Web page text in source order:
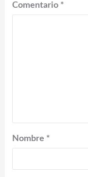
Comentario *
Nombre *